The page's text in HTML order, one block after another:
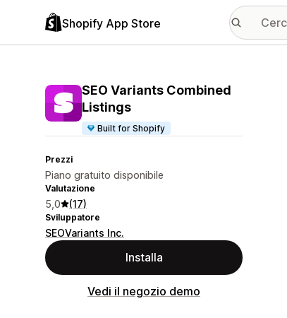
Shopify App Store
SEO Variants Combined
Listings
Built for Shopify
Prezzi
Piano gratuito disponibile
Valutazione
5,0 (17)
Sviluppatore
SEOVariants Inc.
Installa
Vedi il negozio demo